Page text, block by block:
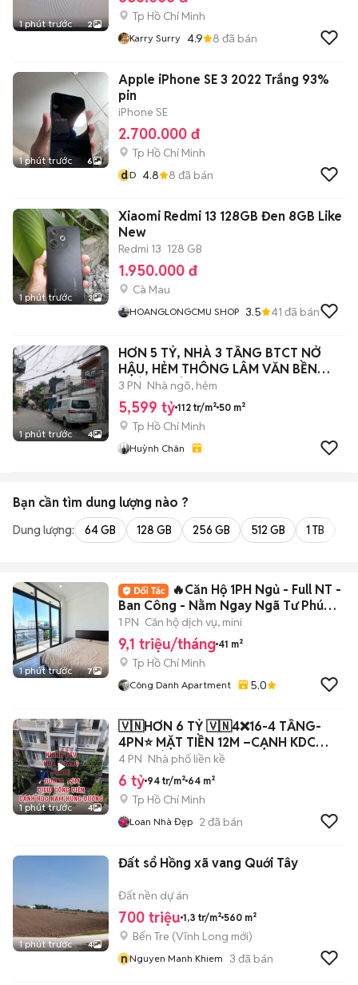
1 phút trước 2
Tp Hồ Chí Minh
Karry Surry 4.9 8 đã bán
1 phút trước 6
Apple iPhone SE 3 2022 Trắng 93%
pin
iPhone SE
2.700.000 đ
Tp Hồ Chí Minh
dD 4.8 8 đã bán
1 phút trước 3
Xiaomi Redmi 13 128GB Đen 8GB Like
New
Redmi 13 128 GB
1.950.000 đ
Cà Mau
HOANGLONGCMU SHOP 3.5 41 đã bán
1 phút trước 4
HƠN 5 TỶ, NHÀ 3 TẦNG BTCT NỞ
HẬU, HẺM THÔNG LÂM VĂN BỀN
NHÀ MỚI Ở NGAY
3 PN Nhà ngõ, hẻm
5,599 tỷ 112 tr/m² 50 m²
Tp Hồ Chí Minh
Huỳnh Chân
Bạn cần tìm dung lượng nào ?
Dung lượng: 64 GB 128 GB 256 GB 512 GB 1 TB
1 phút trước 7
🔥Căn Hộ 1PH Ngủ - Full NT -
Ban Công - Nằm Ngay Ngã Tư Phú
Nhuận
1 PN Căn hộ dịch vụ, mini
9,1 triệu/tháng 41 m²
Tp Hồ Chí Minh
Công Danh Apartment 5.0
1 phút trước 4
🇻🇳HƠN 6 TỶ 🇻🇳4❌16-4 TẦNG-
4PN⭐ MẶT TIỀN 12M –CẠNH KDC
NAM HÙNG VƯƠNG
4 PN Nhà phố liền kề
6 tỷ 94 tr/m² 64 m²
Tp Hồ Chí Minh
Loan Nhà Đẹp 2 đã bán
1 phút trước 4
Đất sổ Hồng xã vang Quới Tây
Đất nền dự án
700 triệu 1,3 tr/m² 560 m²
Bến Tre (Vĩnh Long mới)
nNguyen Manh Khiem 3 đã bán